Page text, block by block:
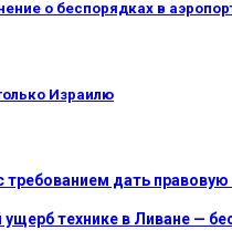
о беспорядках в
Израилю
дать
технике в Ливане —